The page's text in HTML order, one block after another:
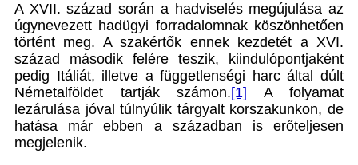
A XVII. század során a hadviselés megújulása az
úgynevezett hadügyi forradalomnak köszönhetően
történt meg. A szakértők ennek kezdetét a XVI.
század második felére teszik, kiindulópontjaként
pedig Itáliát, illetve a függetlenségi harc által dúlt
Németalföldet tartják számon.[1] A folyamat
lezárulása jóval túlnyúlik tárgyalt korszakunkon, de
hatása már ebben a században is erőteljesen
megjelenik.